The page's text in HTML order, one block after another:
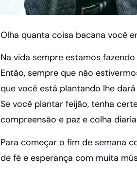
Olha quanta coisa bacana você
Na vida sempre estamos
Então, sempre que não
que você está plantando lhe
Se você plantar feijão, tenha
compreensão e paz e colha
Para começar o fim de semana
de fé e esperança com muita